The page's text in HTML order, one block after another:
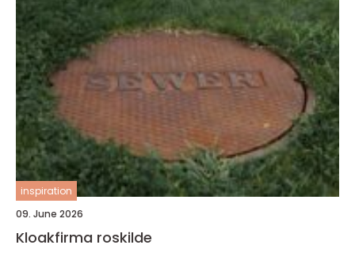
inspiration
09. June 2026
Kloakfirma roskilde